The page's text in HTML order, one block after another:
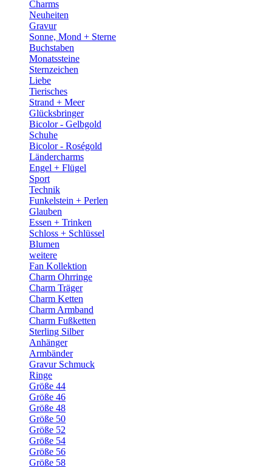
Charms
Neuheiten
Gravur
Sonne, Mond + Sterne
Buchstaben
Monatssteine
Sternzeichen
Liebe
Tierisches
Strand + Meer
Glücksbringer
Bicolor - Gelbgold
Schuhe
Bicolor - Roségold
Ländercharms
Engel + Flügel
Sport
Technik
Funkelstein + Perlen
Glauben
Essen + Trinken
Schloss + Schlüssel
Blumen
weitere
Fan Kollektion
Charm Ohrringe
Charm Träger
Charm Ketten
Charm Armband
Charm Fußketten
Sterling Silber
Anhänger
Armbänder
Gravur Schmuck
Ringe
Größe 44
Größe 46
Größe 48
Größe 50
Größe 52
Größe 54
Größe 56
Größe 58